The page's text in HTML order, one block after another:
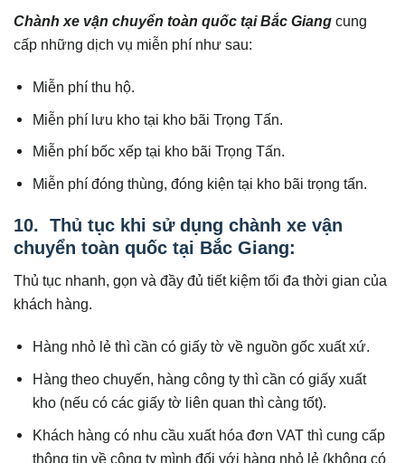
Chành xe vận chuyển toàn quốc tạiBắc Giang cung
cấp những dịch vụ miễn phí như sau:
Miễn phí thu hộ.
Miễn phí lưu kho tại kho bãi Trọng Tấn.
Miễn phí bốc xếp tại kho bãi Trọng Tấn.
Miễn phí đóng thùng, đóng kiện tại kho bãi trọng tấn.
10. Thủ tục khi sử dụng chành xe vận
chuyển toàn quốc tại Bắc Giang:
Thủ tục nhanh, gọn và đầy đủ tiết kiệm tối đa thời gian của
khách hàng.
Hàng nhỏ lẻ thì cần có giấy tờ về nguồn gốc xuất xứ.
Hàng theo chuyến, hàng công ty thì cần có giấy xuất
kho (nếu có các giấy tờ liên quan thì càng tốt).
Khách hàng có nhu cầu xuất hóa đơn VAT thì cung cấp
thông tin về công ty mình đối với hàng nhỏ lẻ (không có